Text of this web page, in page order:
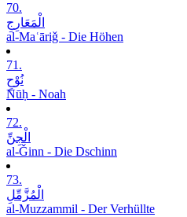
70.
الْمَعَارِجِ
al-Maʿāriǧ - Die Höhen
71.
نُوْحٍ
Nūḥ - Noah
72.
الْجِنِّ
al-Ǧinn - Die Dschinn
73.
الْمُزَّمِّلِ
al-Muzzammil - Der Verhüllte